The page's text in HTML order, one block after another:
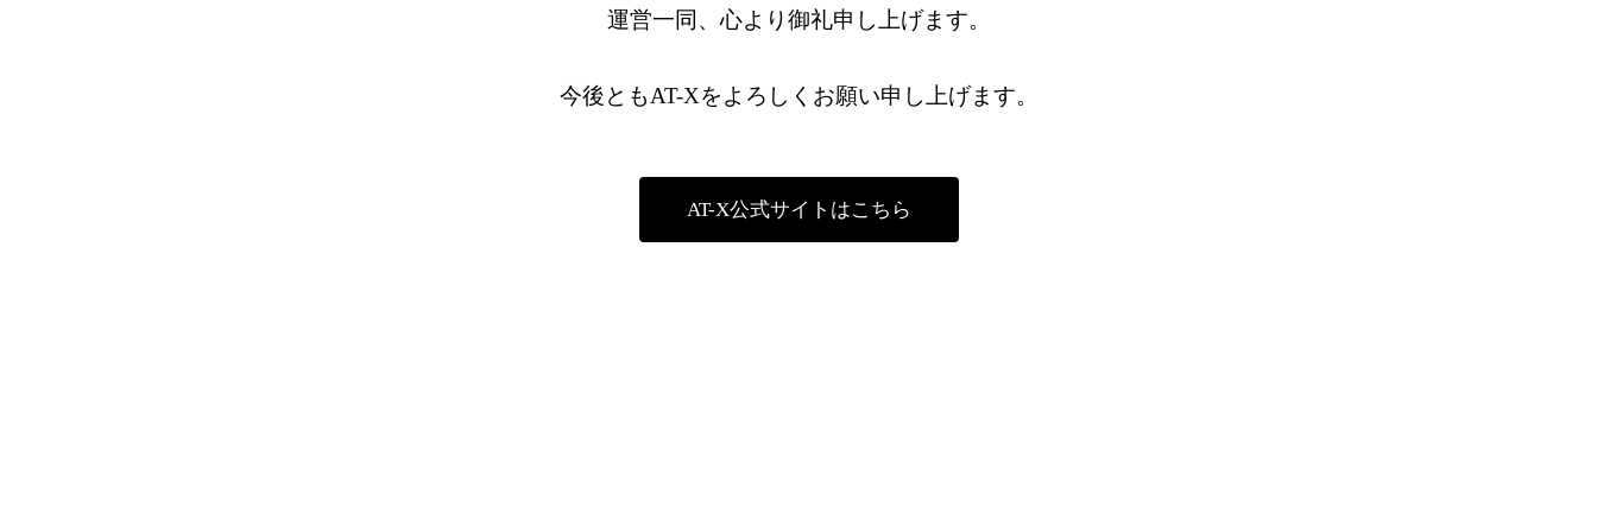
運営一同、心より御礼申し上げます。
今後ともAT-Xをよろしくお願い申し上げます。
AT-X公式サイトはこちら